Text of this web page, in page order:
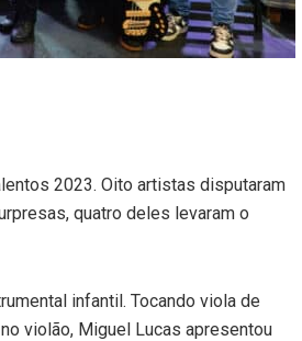
2023. Oito artistas disputaram
quatro deles levaram o
infantil. Tocando viola de
violão, Miguel Lucas apresentou